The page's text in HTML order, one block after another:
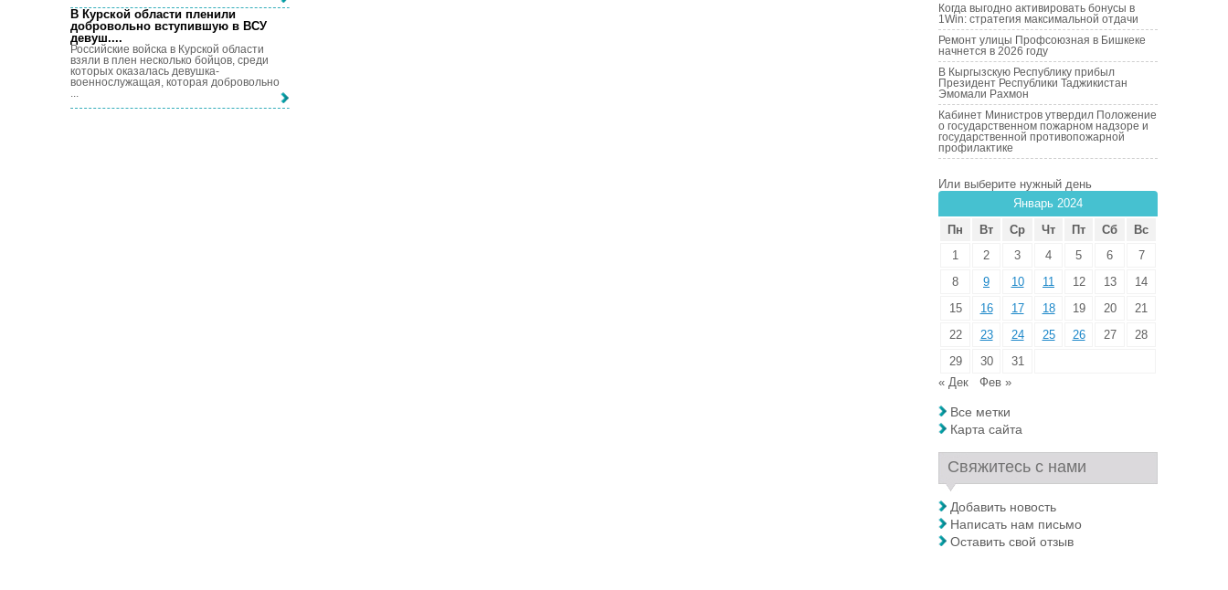
В Курской области пленили
добровольно вступившую в ВСУ
девуш....
Российские войска в Курской области
взяли в плен несколько бойцов, среди
которых оказалась девушка-
военнослужащая, которая добровольно
...
Когда выгодно активировать бонусы в
1Win: стратегия максимальной отдачи
Ремонт улицы Профсоюзная в Бишкеке
начнется в 2026 году
В Кыргызскую Республику прибыл
Президент Республики Таджикистан
Эмомали Рахмон
Кабинет Министров утвердил Положение
о государственном пожарном надзоре и
государственной противопожарной
профилактике
Или выберите нужный день
Январь 2024
Пн
Вт Ср Чт Пт Сб
Вс
1
2 3 4 5 6
7
8
9 10 11 12 13
14
15
16 17 18 19 20
21
22
23 24 25 26 27
28
29
30
31
« Дек
Фев »
Все метки
Карта сайта
Свяжитесь с нами
Добавить новость
Написать нам письмо
Оставить свой отзыв